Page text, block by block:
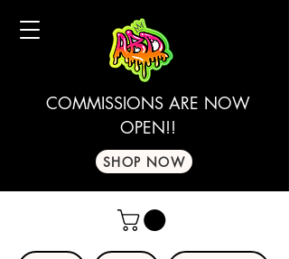
COMMISSIONS ARE NOW
OPEN!!
SHOP NOW